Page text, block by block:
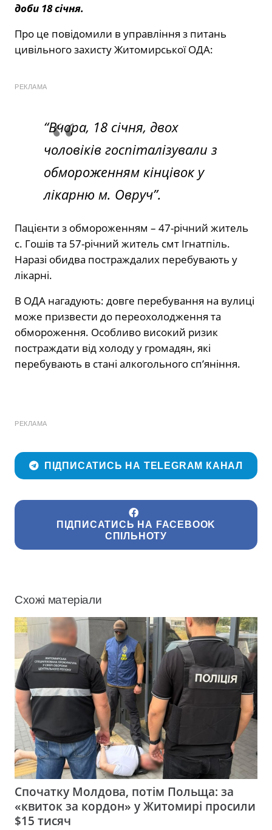
доби 18 січня.
Про це повідомили в управління з питань
цивільного захисту Житомирської ОДА:
РЕКЛАМА
“Вчора, 18 січня, двох
чоловіків госпіталізували з
обмороженням кінцівок у
лікарню м. Овруч”.
Пацієнти з обмороженням – 47-річний житель
с. Гошів та 57-річний житель смт Ігнатпіль.
Наразі обидва постраждалих перебувають у
лікарні.
В ОДА нагадують: довге перебування на вулиці
може призвести до переохолодження та
обмороження. Особливо високий ризик
постраждати від холоду у громадян, які
перебувають в стані алкогольного сп’яніння.
РЕКЛАМА
ПІДПИСАТИСЬ НА TELEGRAM КАНАЛ
ПІДПИСАТИСЬ НА FACEBOOK
СПІЛЬНОТУ
Схожі матеріали
Спочатку Молдова, потім Польща: за
«квиток за кордон» у Житомирі просили
$15 тисяч